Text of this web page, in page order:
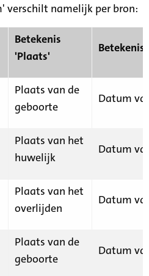
verschilt namelijk per bron:
Betekenis
'Plaats'
Plaats van de
geboorte
Datum
Plaats van het
huwelijk
Datum
Plaats van het
overlijden
Datum
Plaats van de
geboorte
Datum